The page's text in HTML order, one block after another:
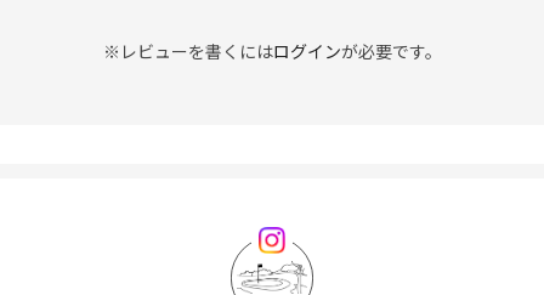
※レビューを書くにはログインが必要です。